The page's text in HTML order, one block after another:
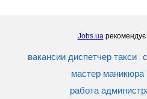
Jobs.uaрекомендує
вакансии диспетчер такси
мастер маникюра
работа